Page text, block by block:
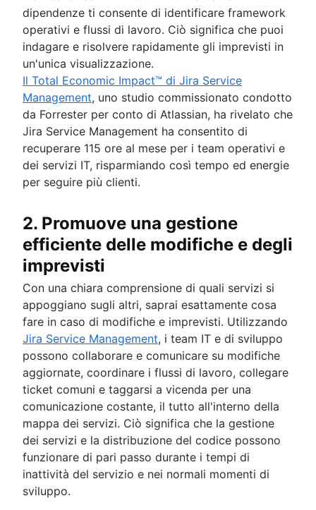
dipendenze ti consente di identificare framework
operativi e flussi di lavoro. Ciò significa che puoi
indagare e risolvere rapidamente gli imprevisti in
un'unica visualizzazione.
Il Total Economic Impact™ di Jira Service
Management, uno studio commissionato condotto
da Forrester per conto di Atlassian, ha rivelato che
Jira Service Management ha consentito di
recuperare 115 ore al mese per i team operativi e
dei servizi IT, risparmiando così tempo ed energie
per seguire più clienti.
2. Promuove una gestione
efficiente delle modifiche e degli
imprevisti
Con una chiara comprensione di quali servizi si
appoggiano sugli altri, saprai esattamente cosa
fare in caso di modifiche e imprevisti. Utilizzando
Jira Service Management, i team IT e di sviluppo
possono collaborare e comunicare su modifiche
aggiornate, coordinare i flussi di lavoro, collegare
ticket comuni e taggarsi a vicenda per una
comunicazione costante, il tutto all'interno della
mappa dei servizi. Ciò significa che la gestione
dei servizi e la distribuzione del codice possono
funzionare di pari passo durante i tempi di
inattività del servizio e nei normali momenti di
sviluppo.